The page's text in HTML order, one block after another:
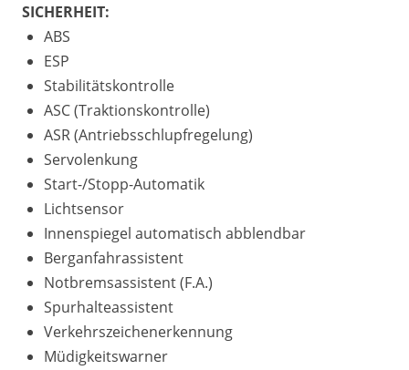
SICHERHEIT:
ABS
ESP
Stabilitätskontrolle
ASC (Traktionskontrolle)
ASR (Antriebsschlupfregelung)
Servolenkung
Start-/Stopp-Automatik
Lichtsensor
Innenspiegel automatisch abblendbar
Berganfahrassistent
Notbremsassistent (F.A.)
Spurhalteassistent
Verkehrszeichenerkennung
Müdigkeitswarner